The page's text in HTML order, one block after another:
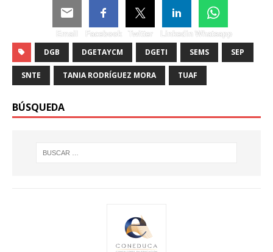
Email Facebook Twitter Linkedin Whatsapp
DGB DGETAYCM DGETI SEMS SEP
SNTE TANIA RODRÍGUEZ MORA TUAF
BÚSQUEDA